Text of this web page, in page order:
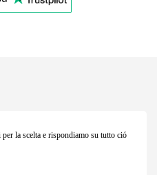
la scelta e rispondiamo su tutto ció